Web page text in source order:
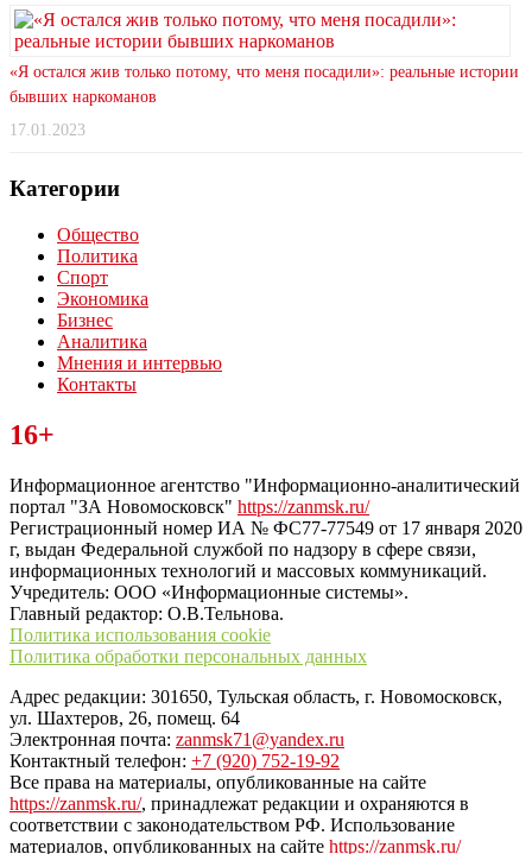
«Я остался жив только потому, что меня посадили»: реальные истории
бывших наркоманов
17.01.2023
Категории
Общество
Политика
Спорт
Экономика
Бизнес
Аналитика
Мнения и интервью
Контакты
Читайте последние новости дня в Тульской области на сайте
“ЗаНовомосковск”
16+
Информационное агентство "Информационно-аналитический
портал "ЗА Новомосковск" https://zanmsk.ru/
Регистрационный номер ИА № ФС77-77549 от 17 января 2020
г, выдан Федеральной службой по надзору в сфере связи,
информационных технологий и массовых коммуникаций.
Учредитель: ООО «Информационные системы».
Главный редактор: О.В.Тельнова.
Политика использования cookie
Политика обработки персональных данных
Адрес редакции: 301650, Тульская область, г. Новомосковск,
ул. Шахтеров, 26, помещ. 64
Электронная почта: zanmsk71@yandex.ru
Контактный телефон: +7 (920) 752-19-92
Все права на материалы, опубликованные на сайте
https://zanmsk.ru/, принадлежат редакции и охраняются в
соответствии с законодательством РФ. Использование
материалов, опубликованных на сайте https://zanmsk.ru/